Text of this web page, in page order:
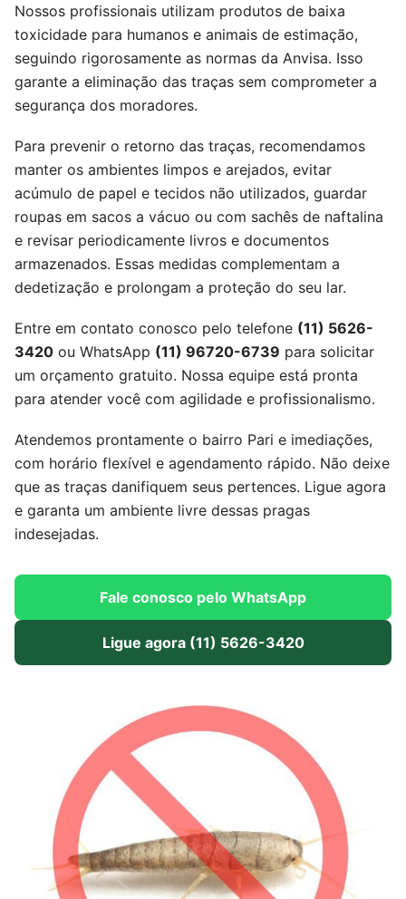
Nossos profissionais utilizam produtos de baixa
toxicidade para humanos e animais de estimação,
seguindo rigorosamente as normas da Anvisa. Isso
garante a eliminação das traças sem comprometer a
segurança dos moradores.
Para prevenir o retorno das traças, recomendamos
manter os ambientes limpos e arejados, evitar
acúmulo de papel e tecidos não utilizados, guardar
roupas em sacos a vácuo ou com sachês de naftalina
e revisar periodicamente livros e documentos
armazenados. Essas medidas complementam a
dedetização e prolongam a proteção do seu lar.
Entre em contato conosco pelo telefone (11) 5626-
3420 ou WhatsApp (11) 96720-6739 para solicitar
um orçamento gratuito. Nossa equipe está pronta
para atender você com agilidade e profissionalismo.
Atendemos prontamente o bairro Pari e imediações,
com horário flexível e agendamento rápido. Não deixe
que as traças danifiquem seus pertences. Ligue agora
e garanta um ambiente livre dessas pragas
indesejadas.
Fale conosco pelo WhatsApp
Ligue agora (11) 5626-3420